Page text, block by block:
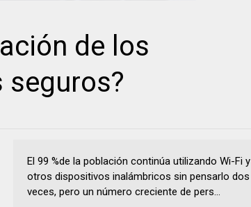
de los
El 99 %de la población continúa utilizando Wi-Fi y
otros dispositivos inalámbricos sin pensarlo dos
veces, pero un número creciente de pers...